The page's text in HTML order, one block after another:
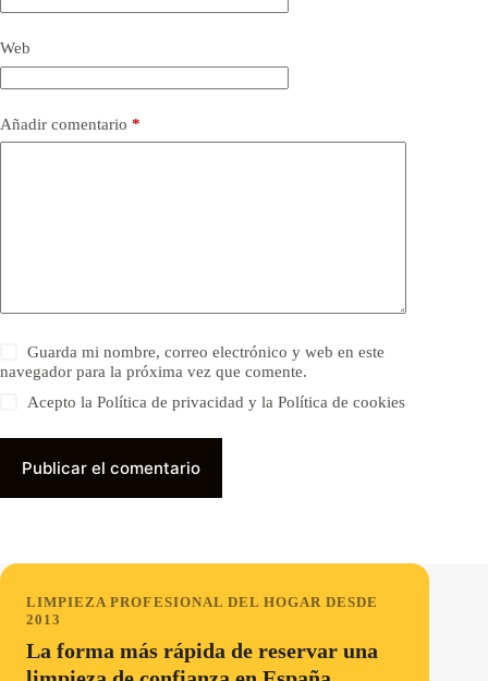
Web
Añadir comentario *
Guarda mi nombre, correo electrónico y web en este
navegador para la próxima vez que comente.
Acepto la Política de privacidad y la Política de cookies
Publicar el comentario
LIMPIEZA PROFESIONAL DEL HOGAR DESDE
2013
La forma más rápida de reservar una